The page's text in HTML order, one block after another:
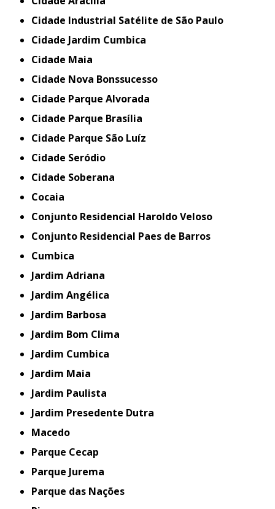
Cidade Industrial Satélite de São Paulo
Cidade Jardim Cumbica
Cidade Maia
Cidade Nova Bonssucesso
Cidade Parque Alvorada
Cidade Parque Brasília
Cidade Parque São Luíz
Cidade Seródio
Cidade Soberana
Cocaia
Conjunto Residencial Haroldo Veloso
Conjunto Residencial Paes de Barros
Cumbica
Jardim Adriana
Jardim Angélica
Jardim Barbosa
Jardim Bom Clima
Jardim Cumbica
Jardim Maia
Jardim Paulista
Jardim Presedente Dutra
Macedo
Parque Cecap
Parque Jurema
Parque das Nações